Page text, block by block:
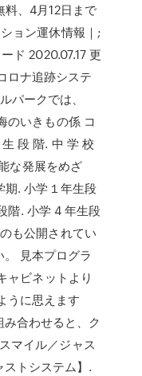
料、4月12日まで
ョン運休情報｜;
ド 2020.07.17 更
ロナ追跡システ
パークでは、
のいきもの係 コ
段 階. 中 学 校
な発展をめざ
期. 小学１年生段
階. 小学 4 年生段
も公開されてい
見本プログラ
ャビネットより
うに思えます
合わせると、ク
マイル／ジャス
ストシステム】.